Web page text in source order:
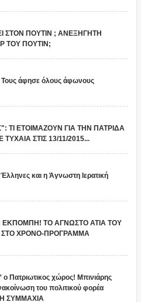
ΣΤΟΝ ΠΟΥΤΙΝ ; ΑΝΕΞΗΓΗΤΗ
ΤΟΥ ΠΟΥΤΙΝ;
Τους άφησε όλους άφωνους
ΤΙ ΕΤΟΙΜΑΖΟΥΝ ΓΙΑ ΤΗΝ ΠΑΤΡΙΔΑ
ΣΤΙΣ 13/11/2015...
και η Άγνωστη Ιερατική
ΤΟ ΑΓΝΩΣΤΟ ΑΤΙΑ ΤΟΥ
ΣΤΟ ΧΡΟΝΟ-ΠΡΟΓΡΑΜΜΑ
ο Πατριωτικος χώρος! Μπινιάρης
του πολιτικού φορέα
ΣΥΜΜΑΧΙΑ